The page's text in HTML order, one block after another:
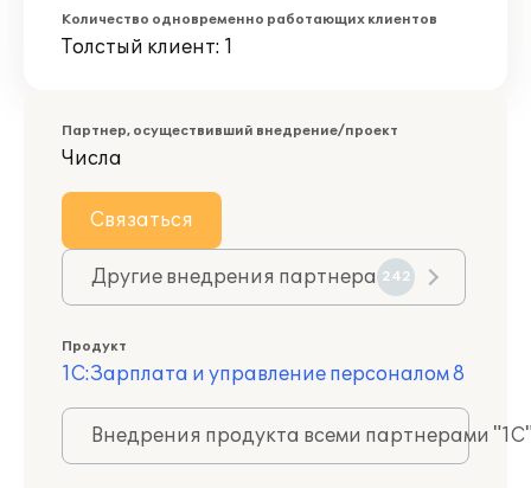
Количество одновременно работающих клиентов
Толстый клиент: 1
Партнер, осуществивший внедрение/проект
Числа
Связаться
Другие внедрения партнера 242
Продукт
1С:Зарплата и управление персоналом 8
Внедрения продукта всеми партнерами